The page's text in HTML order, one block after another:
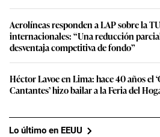
Aerolíneas responden a LAP sobre la
internacionales: “Una reducción
desventaja competitiva de fondo”
Héctor Lavoe en Lima: hace 40 años el
Cantantes’ hizo bailar a la Feria del
Lo último en EEUU